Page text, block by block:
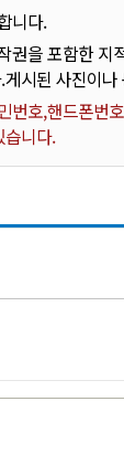
니다.
을 포함한
시된 사진이
호,핸드폰번
니다.